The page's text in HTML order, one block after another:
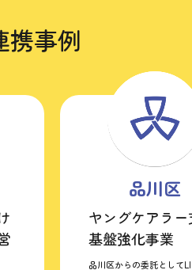
携事例
品川区
ヤングケアラ
基盤強化事業
品川区からの委託として